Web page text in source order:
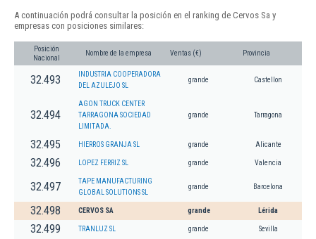
A continuación podrá consultar la posición en el ranking de Cervos Sa y
empresas con posiciones similares:
Posición
Nacional
Nombre de la empresa Ventas (€) Provincia
32.493
INDUSTRIA COOPERADORA
DEL AZULEJO SL
grande Castellon
32.494
AGON TRUCK CENTER
TARRAGONA SOCIEDAD
LIMITADA.
grande Tarragona
32.495 HIERROS GRANJA SL grande Alicante
32.496 LOPEZ FERRIZ SL grande Valencia
32.497
TAPE MANUFACTURING
GLOBAL SOLUTIONS SL
grande Barcelona
32.498 CERVOS SA grande Lérida
32.499 TRANLUZ SL grande Sevilla